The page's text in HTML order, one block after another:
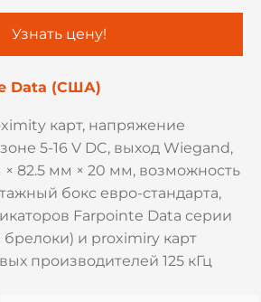
Data (США)
карт, напряжение
5-16 V DC, выход Wiegand,
82.5 мм × 20 мм, возможность
бокс евро-стандарта,
Farpointe Data серии
брелоки) и proximiry карт
производителей 125 кГц
Узнать цену!